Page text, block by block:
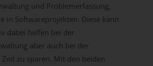
und Problemerfassung,
in Softwareprojekten. Diese kann
dabei helfen bei der
aber auch bei der
Zeit zu sparen. Mit den beiden